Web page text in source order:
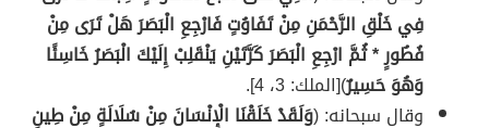
فِي خَلْقِ الرَّحْمَنِ مِنْ تَفَاوُتٍ فَارْجِعِ الْبَصَرَ هَلْ تَرَى مِنْ
فُطُورٍ * ثُمَّ ارْجِعِ الْبَصَرَ كَرَّتَيْنِ يَنْقَلِبْ إِلَيْكَ الْبَصَرُ خَاسِئًا
وَهُوَ حَسِيرٌ)[الملك: 3، 4].
وقال سبحانه: (وَلَقَدْ خَلَقْنَا الْإِنْسَانَ مِنْ سُلَالَةٍ مِنْ طِينٍ